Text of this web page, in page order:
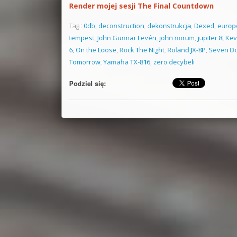
Render mojej sesji The Final Countdown
Tagi: 0db, deconstruction, dekonstrukcja, Dexed,
tempest, John Gunnar Levén, john norum, jupiter 8,
6, On the Loose, Rock The Night, Roland JX-8P, Seven
Tomorrow, Yamaha TX-816, zero decybeli
Podziel się: